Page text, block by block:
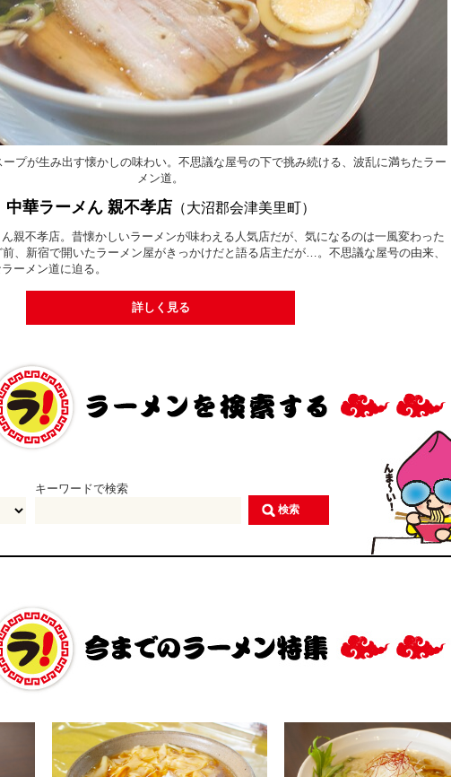
プが生み出す懐かしの味わい。不思議な屋号の下で挑み続ける、波乱に満ちたラー
メン道。
中華ラーメん 親不孝店（大沼郡会津美里町）
親不孝店。昔懐かしいラーメンが味わえる人気店だが、気になるのは一風変わった
、新宿で開いたラーメン屋がきっかけだと語る店主だが…。不思議な屋号の由来、
ーメン道に迫る。
詳しく見る
キーワードで検索